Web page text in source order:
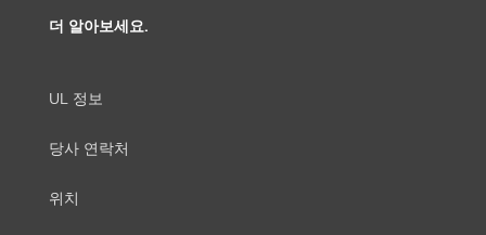
더 알아보세요.
UL 정보
당사 연락처
위치